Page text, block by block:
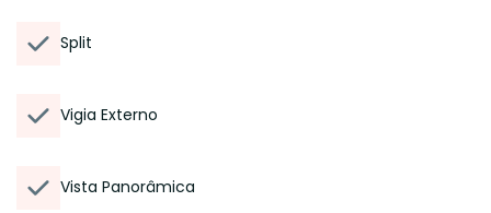
Split
Vigia Externo
Vista Panorâmica